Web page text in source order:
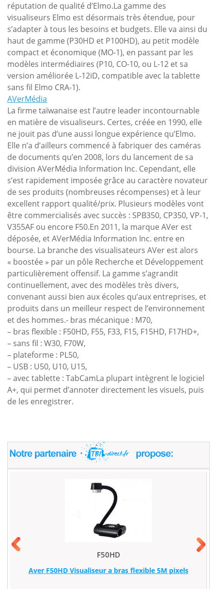
réputation de qualité d’Elmo.La gamme des
visualiseurs Elmo est désormais très étendue, pour
s’adapter à tous les besoins et budgets. Elle va ainsi du
haut de gamme (P30HD et P100HD), au petit modèle
compact et économique (MO-1), en passant par les
modèles intermédiaires (P10, CO-10, ou L-12 et sa
version améliorée L-12iD, compatible avec la tablette
sans fil Elmo CRA-1).
AVerMédia
La firme taïwanaise est l’autre leader incontournable
en matière de visualiseurs. Certes, créée en 1990, elle
ne jouit pas d’une aussi longue expérience qu’Elmo.
Elle n’a d’ailleurs commencé à fabriquer des caméras
de documents qu’en 2008, lors du lancement de sa
division AVerMédia Information Inc. Cependant, elle
s’est rapidement imposée grâce au caractère novateur
de ses produits (nombreuses récompenses) et à leur
excellent rapport qualité/prix. Plusieurs modèles vont
être commercialisés avec succès : SPB350, CP350, VP-1,
V355AF ou encore F50.En 2011, la marque AVer est
déposée, et AVerMédia Information Inc. entre en
bourse. La branche des visualisateurs AVer est alors
« boostée » par un pôle Recherche et Développement
particulièrement offensif. La gamme s’agrandit
continuellement, avec des modèles très divers,
convenant aussi bien aux écoles qu’aux entreprises, et
produits dans un meilleur respect de l’environnement
et des hommes.- bras mécanique : M70,
– bras flexible : F50HD, F55, F33, F15, F15HD, F17HD+,
– sans fil : W30, F70W,
– plateforme : PL50,
– USB : U50, U10, U15,
– avec tablette : TabCamLa plupart intègrent le logiciel
A+, qui permet d’annoter directement les visuels, puis
de les enregistrer.
F50HD
Aver F50HD Visualiseur a bras flexible 5M pixels